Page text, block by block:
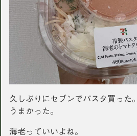
久しぶりにセブンでパスタ買った。
うまかった。
海老っていいよね。